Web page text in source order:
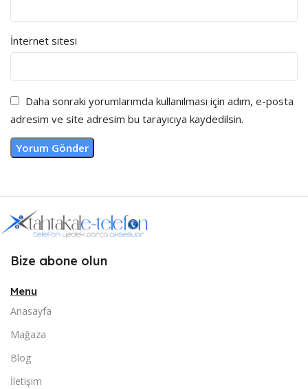
İnternet sitesi
Daha sonraki yorumlarımda kullanılması için adım, e-posta
adresim ve site adresim bu tarayıcıya kaydedilsin.
Bize abone olun
Menu
Anasayfa
Mağaza
Blog
İletişim